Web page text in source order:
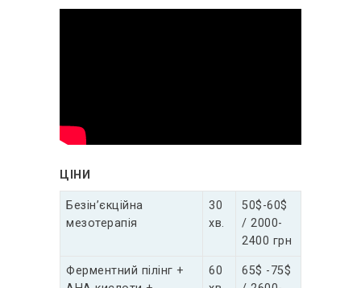
ЦІНИ
Безін’єкційна
мезотерапія
30
хв.
50$-60$
/ 2000-
2400 грн
Ферментний пілінг +
60
65$ -75$